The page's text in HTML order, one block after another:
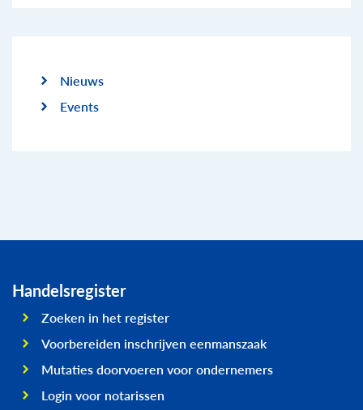
Nieuws
Events
Handelsregister
Zoeken in het register
Voorbereiden inschrijven eenmanszaak
Mutaties doorvoeren voor ondernemers
Login voor notarissen